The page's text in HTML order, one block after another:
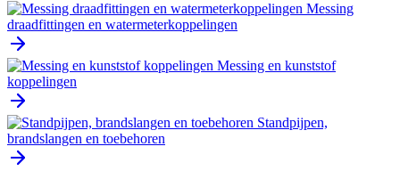
Messing
draadfittingen en watermeterkoppelingen
Messing en kunststof
koppelingen
Standpijpen,
brandslangen en toebehoren